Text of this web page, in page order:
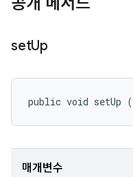
setUp
public void setUp (
매개변수